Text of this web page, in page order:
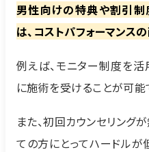
男性向けの特典や割引制
は、コストパフォーマンス
例えば、モニター制度を活
に施術を受けることが可能
また、初回カウンセリング
ての方にとってハードルが